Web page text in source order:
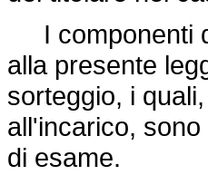
I componenti
alla presente
sorteggio, i
all'incarico,
di esame.